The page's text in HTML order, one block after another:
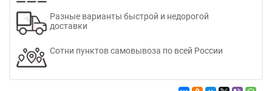
Разные варианты быстрой и недорогой
доставки
Сотни пунктов самовывоза по всей России